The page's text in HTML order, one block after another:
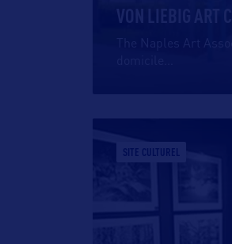
VON LIEBIG ART
The Naples Art
SITE CULTUREL